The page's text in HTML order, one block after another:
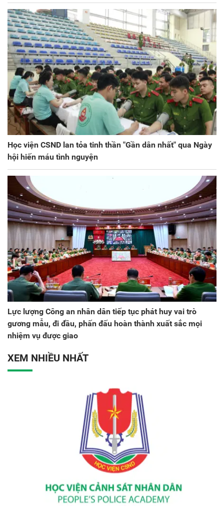
Học viện CSND lan tỏa tinh thần "Gần dân nhất" qua Ngày
hội hiến máu tình nguyện
Lực lượng Công an nhân dân tiếp tục phát huy vai trò
gương mẫu, đi đầu, phấn đấu hoàn thành xuất sắc mọi
nhiệm vụ được giao
XEM NHIỀU NHẤT